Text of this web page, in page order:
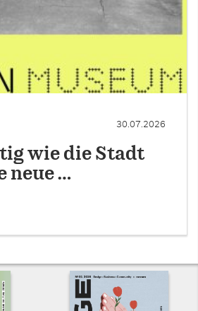
30.07.2026
wie die Stadt
neue …